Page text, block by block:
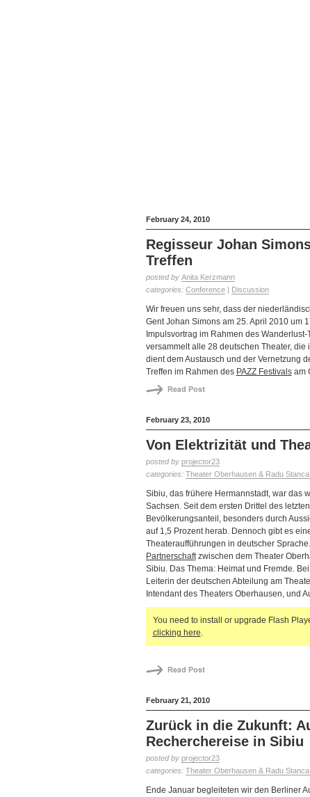
February 24, 2010
Regisseur Johan
Treffen
posted by Anita Kerzmann
categories: Conference| Discussion
Wir freuen uns sehr, dass der
Gent Johan Simons am 25. April 2010 um
Impulsvortrag im Rahmen des
versammelt alle 28 deutschen Theater,
dient dem Austausch und der Vernetzung
Treffen im Rahmen des PAZZ Festivalsam
February 23, 2010
Von Elektrizität und
posted by projector23
categories: Theater Oberhausen & Radu
Sibiu, das frühere Hermannstadt, war das
Sachsen. Seit dem ersten Drittel des
Bevölkerungsanteil, besonders durch
auf 1,5 Prozent herab. Dennoch gibt es
Theateraufführungen in deutscher
Partnerschaftzwischen dem Theater
Sibiu. Das Thema: Heimat und Fremde.
Leiterin der deutschen Abteilung am
Intendant des Theaters Oberhausen, und
You need to install or upgrade Flash
clicking here.
February 21, 2010
Zurück in die Zukunft:
Recherchereise in Sibiu
posted by projector23
categories: Theater Oberhausen & Radu
Ende Januar begleiteten wir den Berliner